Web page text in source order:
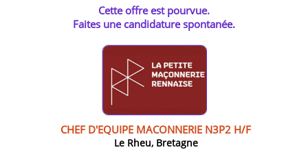
Cette offre est pourvue.
Faites une candidature spontanée.
CHEF D'EQUIPE MACONNERIE N3P2 H/F
Le Rheu, Bretagne